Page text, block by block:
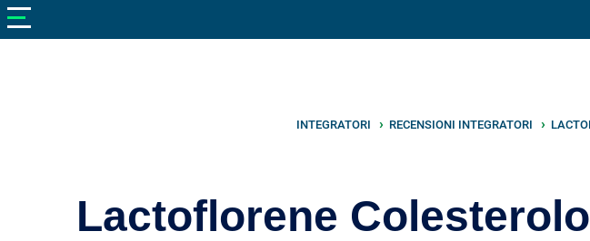
INTEGRATORI RECENSIONI INTEGRATORI
Lactoflorene
V netonutrizione